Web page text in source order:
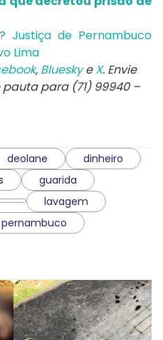
Justiça de Pernambuco
Lima
, BlueskyeX. Envie
para (71) 99940 –
deolane
dinheiro
guarida
lavagem
pernambuco